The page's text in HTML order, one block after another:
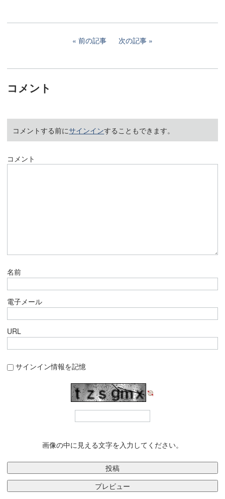
前の記事 次の記事
コメント
コメントする前にサインインすることもできます。
コメント
名前
電子メール
URL
サインイン情報を記憶
画像の中に見える文字を入力してください。